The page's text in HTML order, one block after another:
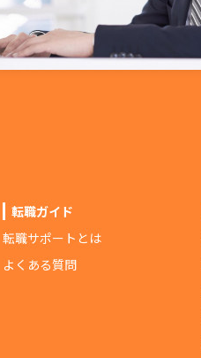
転職ガイド
転職サポートとは
よくある質問